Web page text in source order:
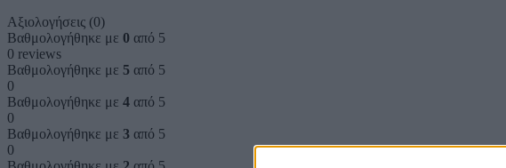
Αξιολογήσεις (0)
Βαθμολογήθηκε με 0 από 5
0 reviews
Βαθμολογήθηκε με 5 από 5
0
Βαθμολογήθηκε με 4 από 5
0
Βαθμολογήθηκε με 3 από 5
0